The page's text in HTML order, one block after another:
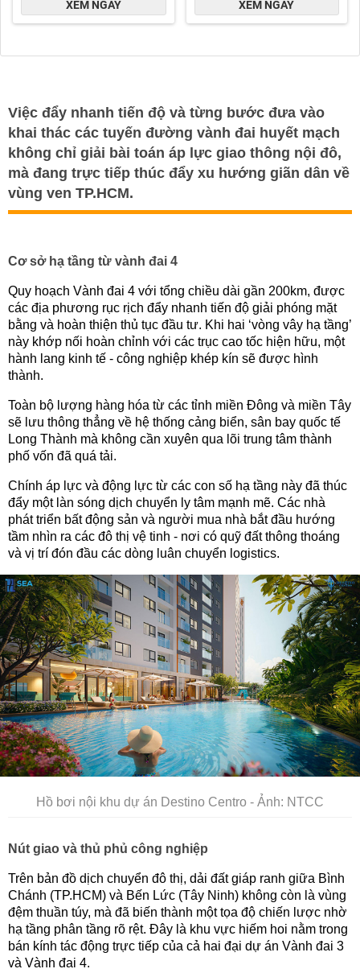
Việc đẩy nhanh tiến độ và từng bước đưa vào
khai thác các tuyến đường vành đai huyết mạch
không chỉ giải bài toán áp lực giao thông nội đô,
mà đang trực tiếp thúc đẩy xu hướng giãn dân về
vùng ven TP.HCM.
Cơ sở hạ tầng từ vành đai 4
Quy hoạch Vành đai 4 với tổng chiều dài gần 200km, được
các địa phương rục rịch đẩy nhanh tiến độ giải phóng mặt
bằng và hoàn thiện thủ tục đầu tư. Khi hai ‘vòng vây hạ tầng’
này khớp nối hoàn chỉnh với các trục cao tốc hiện hữu, một
hành lang kinh tế - công nghiệp khép kín sẽ được hình
thành.
Toàn bộ lượng hàng hóa từ các tỉnh miền Đông và miền Tây
sẽ lưu thông thẳng về hệ thống cảng biển, sân bay quốc tế
Long Thành mà không cần xuyên qua lõi trung tâm thành
phố vốn đã quá tải.
Chính áp lực và động lực từ các con số hạ tầng này đã thúc
đẩy một làn sóng dịch chuyển ly tâm mạnh mẽ. Các nhà
phát triển bất động sản và người mua nhà bắt đầu hướng
tầm nhìn ra các đô thị vệ tinh - nơi có quỹ đất thông thoáng
và vị trí đón đầu các dòng luân chuyển logistics.
Hồ bơi nội khu dự án Destino Centro - Ảnh: NTCC
Nút giao và thủ phủ công nghiệp
Trên bản đồ dịch chuyển đô thị, dải đất giáp ranh giữa Bình
Chánh (TP.HCM) và Bến Lức (Tây Ninh) không còn là vùng
đệm thuần túy, mà đã biến thành một tọa độ chiến lược nhờ
hạ tầng phân tầng rõ rệt. Đây là khu vực hiếm hoi nằm trong
bán kính tác động trực tiếp của cả hai đại dự án Vành đai 3
và Vành đai 4.